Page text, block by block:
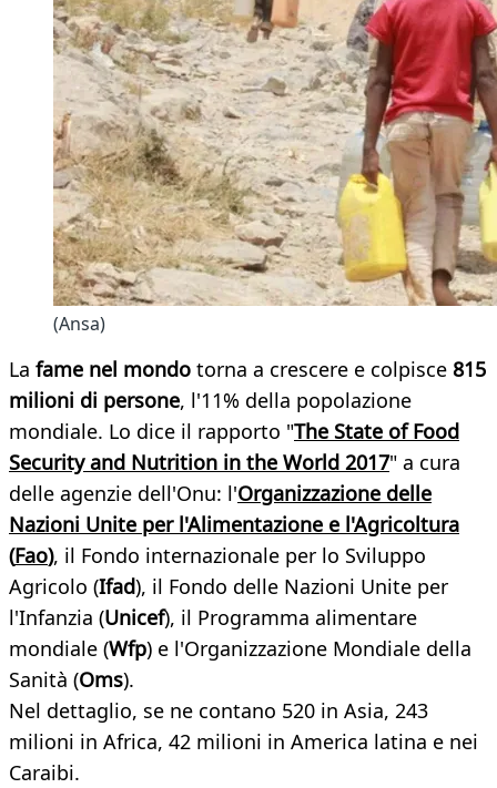
(Ansa)
La fame nel mondo torna a crescere e colpisce 815
milioni di persone, l'11% della popolazione
mondiale. Lo dice il rapporto "The State of Food
Security and Nutrition in the World 2017" a cura
delle agenzie dell'Onu: l'Organizzazione delle
Nazioni Unite per l'Alimentazione e l'Agricoltura
(Fao), il Fondo internazionale per lo Sviluppo
Agricolo (Ifad), il Fondo delle Nazioni Unite per
l'Infanzia (Unicef), il Programma alimentare
mondiale (Wfp) e l'Organizzazione Mondiale della
Sanità (Oms).
Nel dettaglio, se ne contano 520 in Asia, 243
milioni in Africa, 42 milioni in America latina e nei
Caraibi.